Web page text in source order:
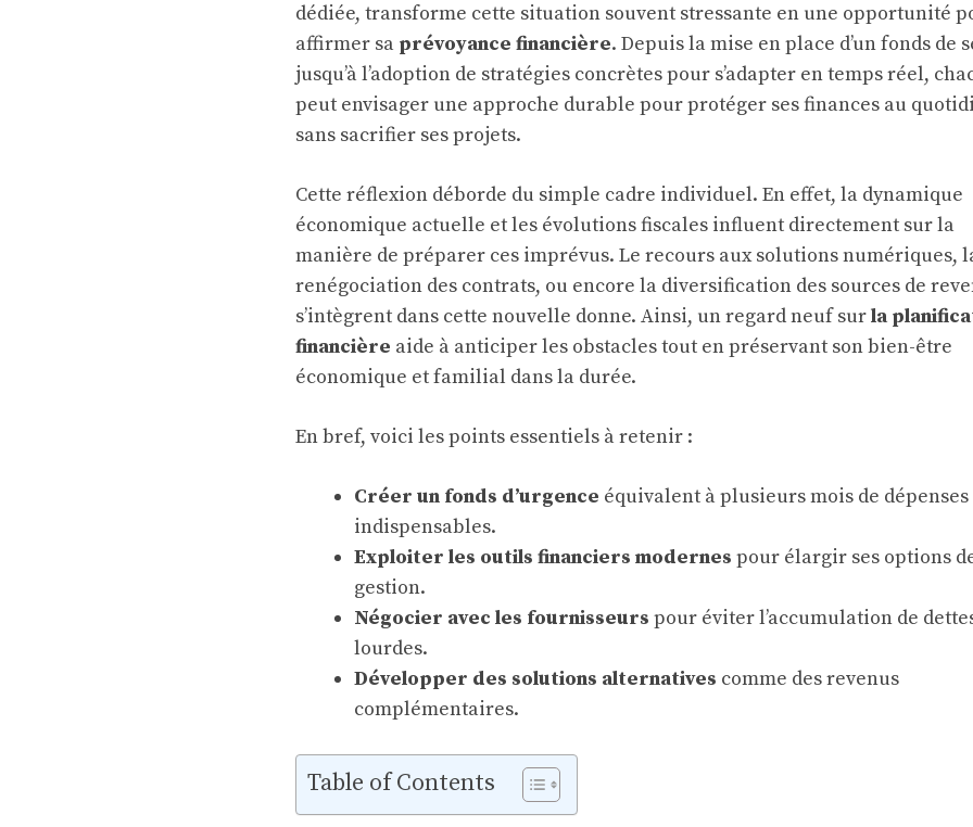
dédiée, transforme cette situation souvent stressante en une opportunité
affirmer sa prévoyance financière. Depuis la mise en place d’un fonds de
jusqu’à l’adoption de stratégies concrètes pour s’adapter en temps réel,
peut envisager une approche durable pour protéger ses finances au
sans sacrifier ses projets.
Cette réflexion déborde du simple cadre individuel. En effet, la dynamique
économique actuelle et les évolutions fiscales influent directement sur la
manière de préparer ces imprévus. Le recours aux solutions numériques,
renégociation des contrats, ou encore la diversification des sources de
s’intègrent dans cette nouvelle donne. Ainsi, un regard neuf surla
financière aide à anticiper les obstacles tout en préservant son bien-être
économique et familial dans la durée.
En bref, voici les points essentiels à retenir :
Créer un fonds d’urgence équivalent à plusieurs mois de dépenses
indispensables.
Exploiter les outils financiers modernes pour élargir ses options
gestion.
Négocier avec les fournisseurs pour éviter l’accumulation de
lourdes.
Développer des solutions alternatives comme des revenus
complémentaires.
Table of Contents